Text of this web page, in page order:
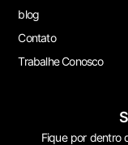
blog
Contato
Trabalhe Conosco
Fique por dentro